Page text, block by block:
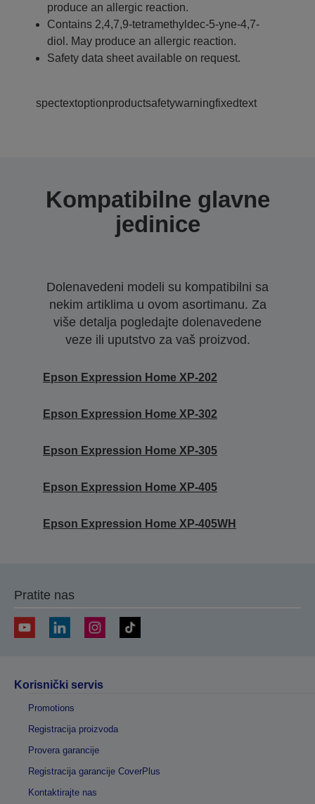
produce an allergic reaction.
Contains 2,4,7,9-tetramethyldec-5-yne-4,7-
diol. May produce an allergic reaction.
Safety data sheet available on request.
spectextoptionproductsafetywarningfixedtext
Kompatibilne glavne
jedinice
Dolenavedeni modeli su kompatibilni sa
nekim artiklima u ovom asortimanu. Za
više detalja pogledajte dolenavedene
veze ili uputstvo za vaš proizvod.
Epson Expression Home XP-202
Epson Expression Home XP-302
Epson Expression Home XP-305
Epson Expression Home XP-405
Epson Expression Home XP-405WH
Pratite nas
Korisnički servis
Promotions
Registracija proizvoda
Provera garancije
Registracija garancije CoverPlus
Kontaktirajte nas